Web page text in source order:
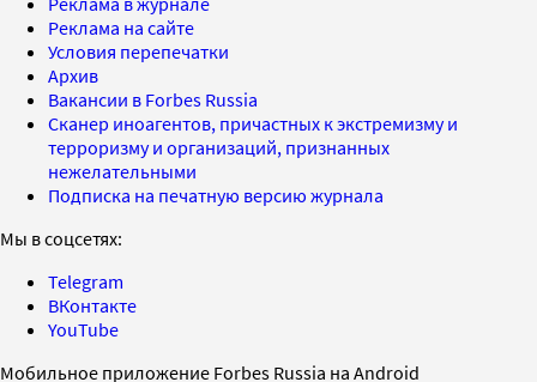
Реклама на сайте
Условия перепечатки
Архив
Вакансии в Forbes Russia
Сканер иноагентов, причастных к экстремизму и
терроризму и организаций, признанных
нежелательными
Подписка на печатную версию журнала
Мы в соцсетях:
Telegram
ВКонтакте
YouTube
Мобильное приложение Forbes Russia на Android